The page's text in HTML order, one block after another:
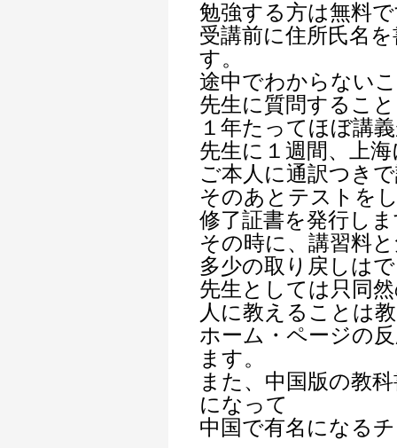
勉強する方は無料
受講前に住所氏名
す。
途中でわからない
先生に質問するこ
１年たってほぼ講
先生に１週間、上
ご本人に通訳つき
そのあとテストを
修了証書を発行し
その時に、講習料
多少の取り戻しは
先生としては只同
人に教えることは
ホーム・ページの
ます。
また、中国版の教
になって
中国で有名になる